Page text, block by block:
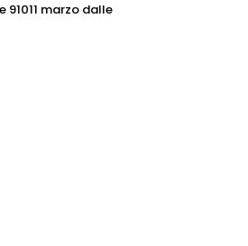
marzo dalle